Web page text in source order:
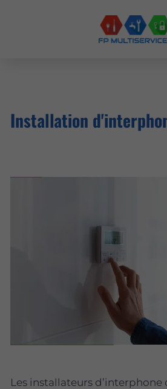
Installation
Les installateurs d’interphone